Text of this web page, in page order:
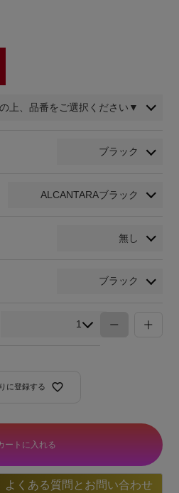
に登録する
ートに入れる
よくある質問とお問い合わせ